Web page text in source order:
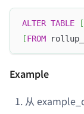
ALTER TABLE [
[FROM
Example
从